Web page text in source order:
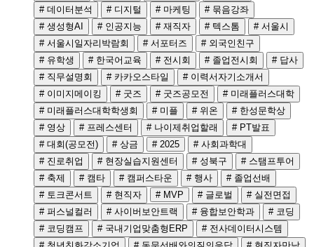
# 데이터분석
# 디지털 # 마케팅
# 묶음강좌
# 생성형AI
# 인공지능 # 재직자 # 텍스톰
# 서울시
# 서울시일자리박람회
# 서포터즈
# 외국인친구
# 유학생
# 한국어교육 # 전시회 # 졸업전시회
# 답사
# 직무설명회
# 카카오스타일
# 이력서자기소개서
# 이미지메이킹
# 굿즈 # 굿즈공모전
# 미래플러스대학
# 미래플러스대학학생회
# 미플 # 위온
# 한성문학상
# 영상
# 프레스센터 # 나이제취업할래
# PT발표
# 대회(공모전)
# 상금 # 2025
# 사회과학대
# 진로취업
# 현장실습지원센터 # 성북구
# 스탬프투어
# 축제
# 캠타 # 캠퍼스타운 # 행사
# 졸업선배
# 토크콘서트
# 현직자 # MVP # 글로벌
# 실전면접
# 퍼스널컬러
# 사이버보안트랙 # 융합보안학과
# 코딩
# 코딩캠프
# 국내기업맞춤형ERP
# 전사데이터시스템
# 청년친화강소기업
# 동문선배와의질의응답
# 현직자만남